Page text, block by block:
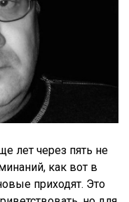
лет через пять не
как вот в
приходят. Это